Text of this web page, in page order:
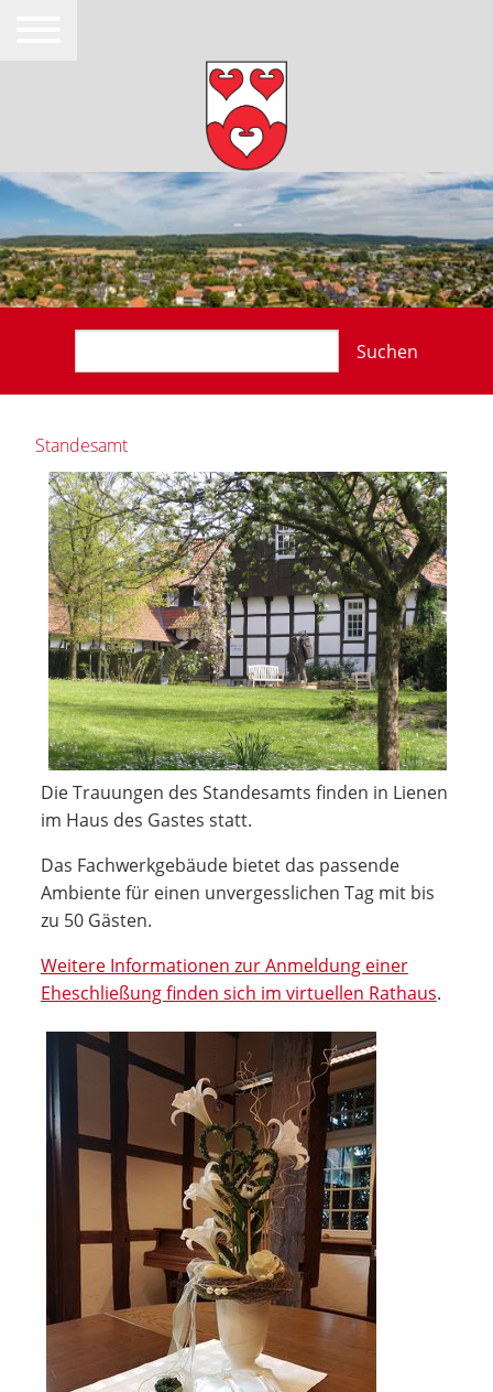
Suchen
Standesamt
Die Trauungen des Standesamts finden in Lienen
im Haus des Gastes statt.
Das Fachwerkgebäude bietet das passende
Ambiente für einen unvergesslichen Tag mit bis
zu 50 Gästen.
Weitere Informationen zur Anmeldung einer
Eheschließung finden sich im virtuellen Rathaus.